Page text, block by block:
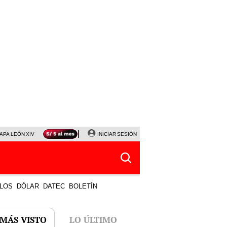
LEÓN XIV NALDY SALDAÑA LA BELLA LUZ
INICIAR SESIÓN
DÓLAR DATEC BOLETÍN
VISTO LO ÚLTIMO